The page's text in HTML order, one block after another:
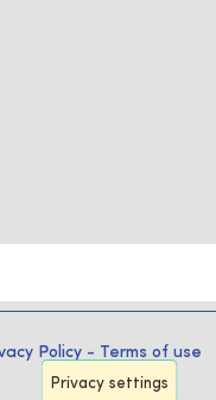
Policy - Terms of use
Privacy settings